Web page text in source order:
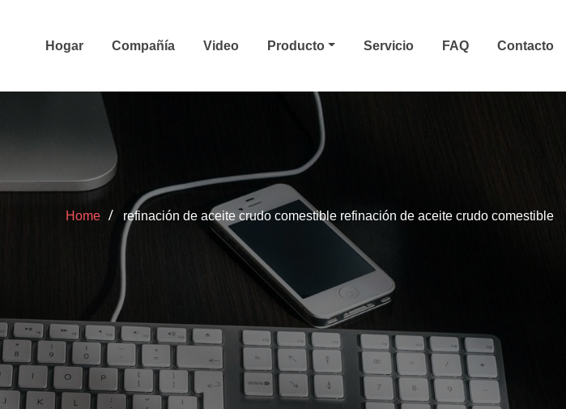
Hogar Compañía Video Producto Servicio FAQ Contacto
Home refinación de aceite crudo comestible refinación de aceite crudo comestible